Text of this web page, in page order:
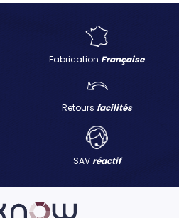
Fabrication Française
Retours facilités
SAVréactif